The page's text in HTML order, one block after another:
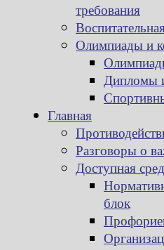
требования
Олимпиады и
Дипломы
Главная
Разговоры о
Доступная
блок